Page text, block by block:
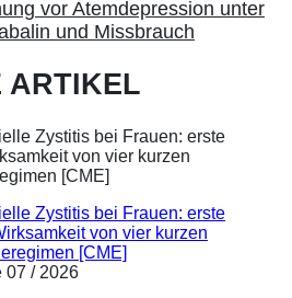
vor Atemdepression unter
und Missbrauch
ARTIKEL
Zystitis bei Frauen: erste
von vier kurzen
[CME]
07 / 2026